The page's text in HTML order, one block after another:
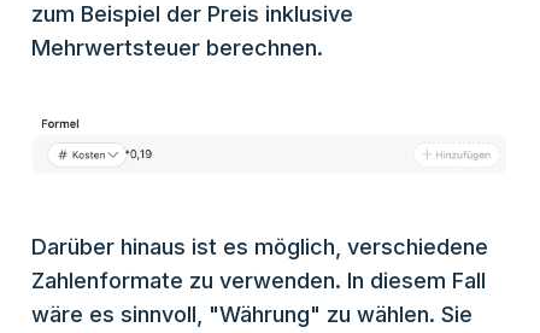
zum Beispiel der Preis inklusive
Mehrwertsteuer berechnen.
Darüber hinaus ist es möglich, verschiedene
Zahlenformate zu verwenden. In diesem Fall
wäre es sinnvoll, "Währung" zu wählen. Sie